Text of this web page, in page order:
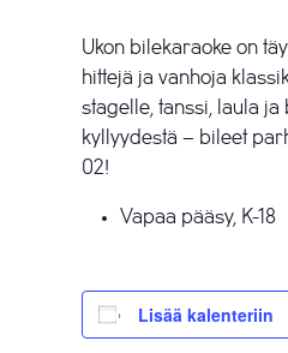
Ukon bilekaraoke on
hittejä ja vanhoja
stagelle, tanssi, laula
kyllyydestä – bileet
02!
Vapaa pääsy, K-18
Lisää kalenteriin